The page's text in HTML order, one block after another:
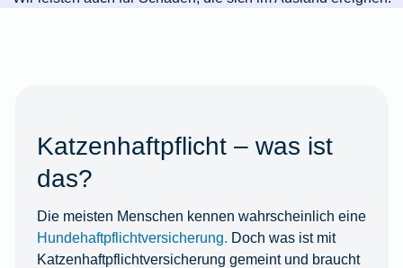
Katzenhaftpflicht – was ist
das?
Die meisten Menschen kennen wahrscheinlich eine
Hundehaftpflichtversicherung. Doch was ist mit
Katzenhaftpflichtversicherung gemeint und braucht